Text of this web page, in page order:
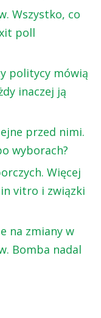
Wszystko, co
poll
politycy mówią
inaczej ją
przed nimi.
wyborach?
Więcej
vitro i związki
na zmiany w
Bomba nadal